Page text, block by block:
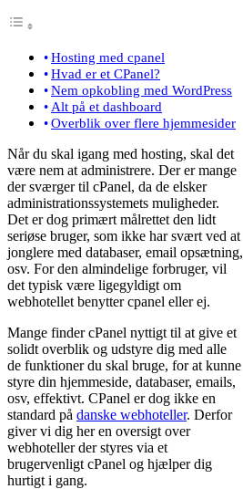
Hosting med cpanel
Hvad er et CPanel?
Nem opkobling med WordPress
Alt på et dashboard
Overblik over flere hjemmesider
Når du skal igang med hosting, skal det
være nem at administrere. Der er mange
der sværger til cPanel, da de elsker
administrationssystemets muligheder.
Det er dog primært målrettet den lidt
seriøse bruger, som ikke har svært ved at
jonglere med databaser, email opsætning,
osv. For den almindelige forbruger, vil
det typisk være ligegyldigt om
webhotellet benytter cpanel eller ej.
Mange finder cPanel nyttigt til at give et
solidt overblik og udstyre dig med alle
de funktioner du skal bruge, for at kunne
styre din hjemmeside, databaser, emails,
osv, effektivt. CPanel er dog ikke en
standard på danske webhoteller. Derfor
giver vi dig her en oversigt over
webhoteller der styres via et
brugervenligt cPanel og hjælper dig
hurtigt i gang.